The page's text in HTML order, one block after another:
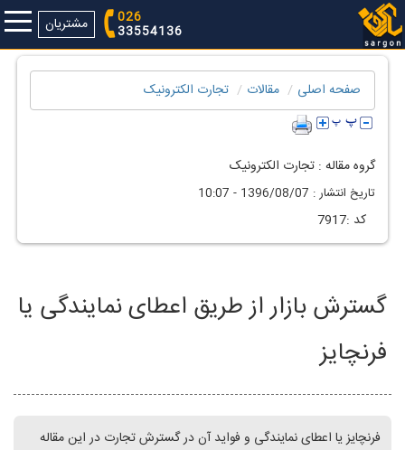
مشتریان 026
33554136
صفحه اصلی مقالات تجارت الکترونیک
گروه مقاله :تجارت الکترونیک
تاريخ انتشار : 1396/08/07 - 10:07
كد :7917
گسترش بازار از طریق اعطای نمایندگی یا
فرنچایز
فرنچایز یا اعطای نمایندگی و فواید آن در گسترش تجارت در این مقاله